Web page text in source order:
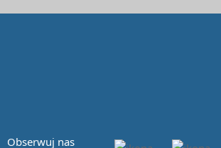
Obserwuj nas